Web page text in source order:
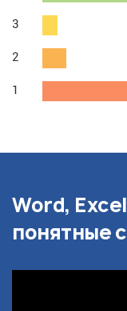
3
2
1
Word,
понятные